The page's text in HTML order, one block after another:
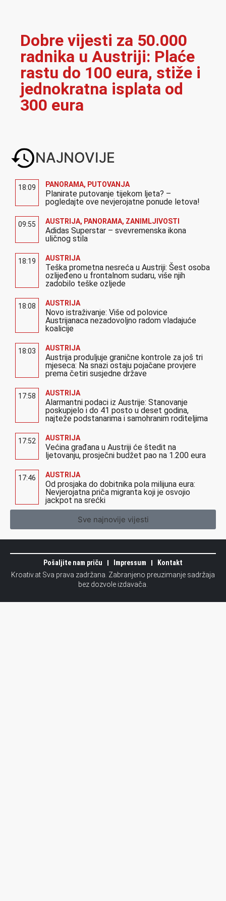
Dobre vijesti za 50.000
radnika u Austriji: Plaće
rastu do 100 eura, stiže i
jednokratna isplata od
300 eura
NAJNOVIJE
18:09 PANORAMA, PUTOVANJA
Planirate putovanje tijekom ljeta? –
pogledajte ove nevjerojatne ponude letova!
09:55 AUSTRIJA, PANORAMA, ZANIMLJIVOSTI
Adidas Superstar – svevremenska ikona
uličnog stila
18:19 AUSTRIJA
Teška prometna nesreća u Austriji: Šest osoba
ozlijeđeno u frontalnom sudaru, više njih
zadobilo teške ozljede
18:08 AUSTRIJA
Novo istraživanje: Više od polovice
Austrijanaca nezadovoljno radom vladajuće
koalicije
18:03 AUSTRIJA
Austrija produljuje granične kontrole za još tri
mjeseca: Na snazi ostaju pojačane provjere
prema četiri susjedne države
17:58 AUSTRIJA
Alarmantni podaci iz Austrije: Stanovanje
poskupjelo i do 41 posto u deset godina,
najteže podstanarima i samohranim roditeljima
17:52 AUSTRIJA
Većina građana u Austriji će štedit na
ljetovanju, prosječni budžet pao na 1.200 eura
17:46 AUSTRIJA
Od prosjaka do dobitnika pola milijuna eura:
Nevjerojatna priča migranta koji je osvojio
jackpot na srećki
Sve najnovije vijesti
Pošaljite nam priču Impressum
Kontakt
Kroativ.at Sva prava zadržana. Zabranjeno preuzimanje sadržaja
bez dozvole izdavača.